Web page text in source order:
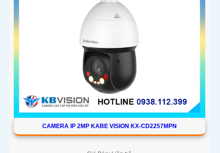
CAMERA IP 2MP KABE VISION KX-CD2257MPN